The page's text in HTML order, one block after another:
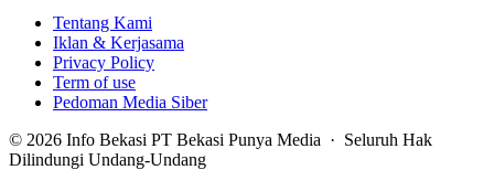
Tentang Kami
Iklan & Kerjasama
Privacy Policy
Term of use
Pedoman Media Siber
© 2026 Info Bekasi PT Bekasi Punya Media · Seluruh Hak
Dilindungi Undang-Undang